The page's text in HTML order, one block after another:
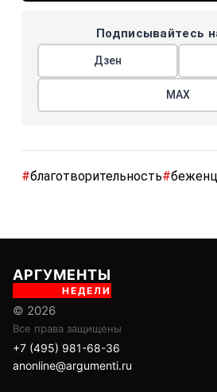
Подписывайтесь
Дзен
МАХ
#благотворительность#
АРГУМЕНТЫ
НЕДЕЛИ
© 2026
Все права защищены
+7 (495) 981-68-36
anonline@argumenti.ru